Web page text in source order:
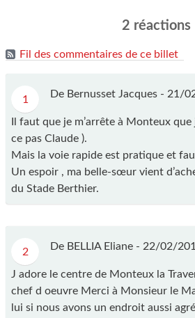
2 réactions
Fil des commentaires de ce billet
1 De Bernusset Jacques - 21/
Il faut que je m’arrête à Monteux que
ce pas Claude ).
Mais la voie rapide est pratique et
Un espoir , ma belle-sœur vient
du Stade Berthier.
2 De BELLIA Eliane - 22/02/
J adore le centre de Monteux la
chef d oeuvre Merci à Monsieur le
lui si nous avons un endroit aussi